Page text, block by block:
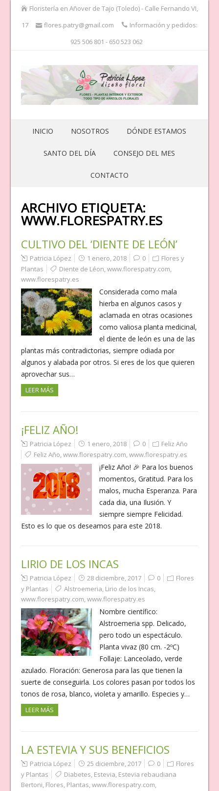
Floristería en Añover de Tajo (Toledo) - Calle Fernando VI,
17
flores.patry@gmail.com
Información y pedidos:
925 506 801 - 650 523 062
INICIO NOSOTROS DÓNDE ESTAMOS
SANTO DEL DÍA CONSEJO DEL MES
CONTACTO
ARCHIVO ETIQUETA:
WWW.FLORESPATRY.ES
CULTIVO DEL ‘DIENTE DE LEÓN’
Patricia López 1 enero, 2018 0
Flores y
Plantas
Diente de Léon,www.florespatry.com,
www.florespatry.es
Considerada como mala
hierba en algunos casos y
aclamada en otras ocasiones
como valiosa planta medicinal,
el diente de león es una de las
plantas más contradictorias, siempre odiada por
algunos y alabada por otros. Si eres de los que quieren
aprovechar sus…
LEER MÁS
¡FELIZ AÑO!
Patricia López 1 enero, 2018 0
Feliz Año
Feliz Año,www.florespatry.com,www.florespatry.es
¡Feliz Año! 🎉 Para los buenos
momentos, Gratitud. Para los
malos, mucha Esperanza. Para
cada dia, una Ilusión. Y
siempre siempre Felicidad.
Esto es lo que os deseamos para este 2018.
LIRIO DE LOS INCAS
Patricia López 28 diciembre, 2017 0
Flores
y Plantas
Alstroemeria, Lirio de los Incas,
www.florespatry.com,www.florespatry.es
Nombre científico:
Alstroemeria spp. Delicado,
pero todo un espectáculo.
Planta vivaz (80 cm. -2ºC)
Follaje: Lanceolado, verde
azulado. Floración: Generosa para las que tienen la
suerte de conseguirla. Los colores pasan por todos los
tonos de rosa, blanco, violeta y amarillo. Especies y…
LEER MÁS
LA ESTEVIA Y SUS BENEFICIOS
Patricia López 25 diciembre, 2017 0
Flores
y Plantas
Diabetes, Estevia, Estevia rebaudiana
Bertoni, Flores, Plantas,www.florespatry.com,